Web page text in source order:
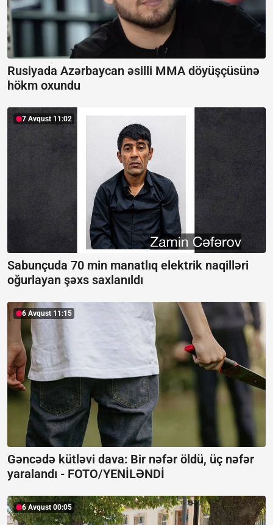
Rusiyada Azərbaycan əsilli MMA döyüşçüsünə
hökm oxundu
7 Avqust 11:02
Sabunçuda 70 min manatlıq elektrik naqilləri
oğurlayan şəxs saxlanıldı
6 Avqust 11:15
Gəncədə kütləvi dava: Bir nəfər öldü, üç nəfər
yaralandı - FOTO/YENİLƏNDİ
6 Avqust 00:05